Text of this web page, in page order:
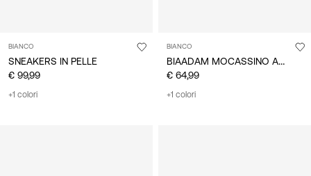
BIANCO
SNEAKERS IN PELLE
€ 99,99
+1 colori
BIANCO
BIAADAM MOCASSINO APERTO
€ 64,99
+1 colori